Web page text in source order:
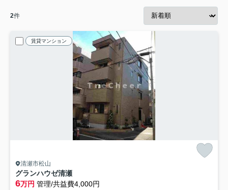
2件
賃貸マンション
清瀬市松山
グランハウゼ清瀬
6万円 管理/共益費4,000円